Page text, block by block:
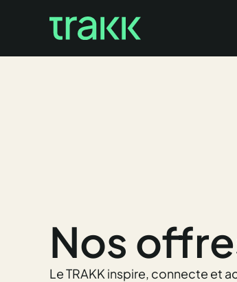
Nos
Le TRAKK inspire, connecte et